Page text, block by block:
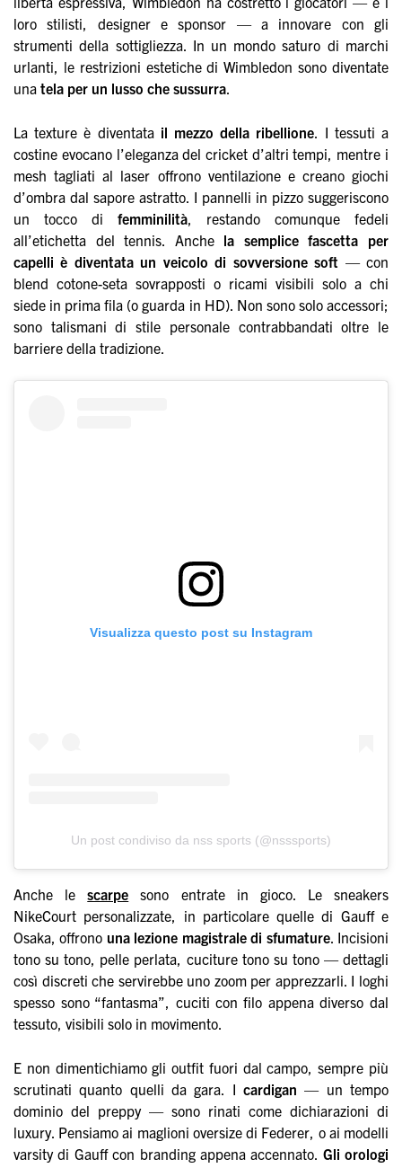
loro stilisti, designer e sponsor — a innovare con gli
strumenti della sottigliezza. In un mondo saturo di marchi
urlanti, le restrizioni estetiche di Wimbledon sono diventate
unatela per un lusso che sussurra
La texture è diventata il mezzo della ribellione . I tessuti a
costine evocano l’eleganza del cricket d’altri tempi, mentre i
mesh tagliati al laser offrono ventilazione e creano giochi
d’ombra dal sapore astratto. I pannelli in pizzo suggeriscono
un tocco di femminilità , restando comunque fedeli
all’etichetta del tennis. Anche la semplice fascetta per
capelli è diventata un veicolo di sovversione soft — con
blend cotone-seta sovrapposti o ricami visibili solo a chi
siede in prima fila (o guarda in HD). Non sono solo accessori;
sono talismani di stile personale contrabbandati oltre le
barriere della tradizione.
Visualizza questo post su Instagram
Un post condiviso da nss sports (@nsssports)
Anche lescarpe sono entrate in gioco. Le sneakers
NikeCourt personalizzate, in particolare quelle di Gauff e
Osaka, offrono una lezione magistrale di sfumature. Incisioni
tono su tono, pelle perlata, cuciture tono su tono — dettagli
così discreti che servirebbe uno zoom per apprezzarli. I loghi
spesso sono “fantasma”, cuciti con filo appena diverso dal
tessuto, visibili solo in movimento.
E non dimentichiamo gli outfit fuori dal campo, sempre più
scrutinati quanto quelli da gara. I cardigan— un tempo
dominio del preppy — sono rinati come dichiarazioni di
luxury. Pensiamo ai maglioni oversize di Federer, o ai modelli
varsity di Gauff con branding appena accennato. Gli orologi